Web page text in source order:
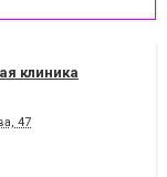
клиника
47